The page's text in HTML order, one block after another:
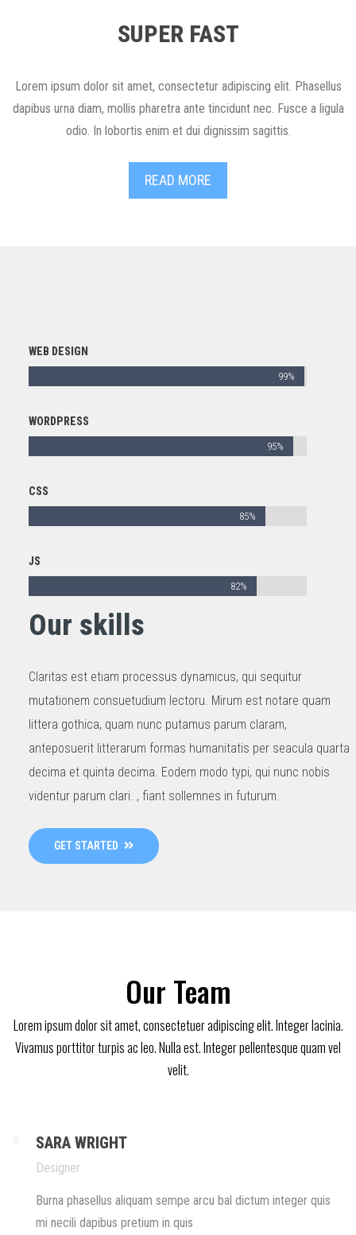
SUPER FAST
Lorem ipsum dolor sit amet, consectetur adipiscing elit. Phasellus
dapibus urna diam, mollis pharetra ante tincidunt nec. Fusce a ligula
odio. In lobortis enim et dui dignissim sagittis.
READ MORE
WEB DESIGN
99%
WORDPRESS
95%
CSS
85%
JS
82%
Our skills
Claritas est etiam processus dynamicus, qui sequitur
mutationem consuetudium lectoru. Mirum est notare quam
littera gothica, quam nunc putamus parum claram,
anteposuerit litterarum formas humanitatis per seacula quarta
decima et quinta decima. Eodem modo typi, qui nunc nobis
videntur parum clari. , fiant sollemnes in futurum.
GET STARTED
Our Team
Lorem ipsum dolor sit amet, consectetuer adipiscing elit. Integer lacinia.
Vivamus porttitor turpis ac leo. Nulla est. Integer pellentesque quam vel
velit.
SARA WRIGHT
Designer
Burna phasellus aliquam sempe arcu bal dictum integer quis
mi necili dapibus pretium in quis